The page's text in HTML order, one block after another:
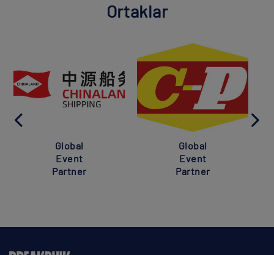
Ortaklar
Global
Event
Partner
Global
Event
Partner